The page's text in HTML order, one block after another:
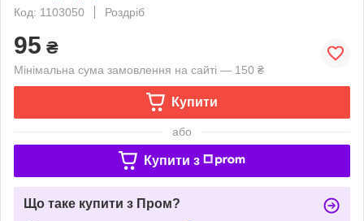
Код: 1103050
Роздріб
95 ₴
Мінімальна сума замовлення на сайті — 150 ₴
Купити
або
Купити з
Що таке купити з Пром?